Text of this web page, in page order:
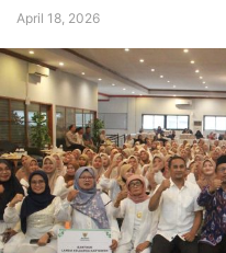
April 18, 2026